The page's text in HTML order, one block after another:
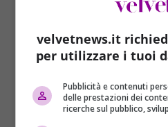
Cronaca
velvetnews.it
per utilizzare i tuoi
Pubblicità e contenuti
delle prestazioni dei
ricerche sul pubblico,